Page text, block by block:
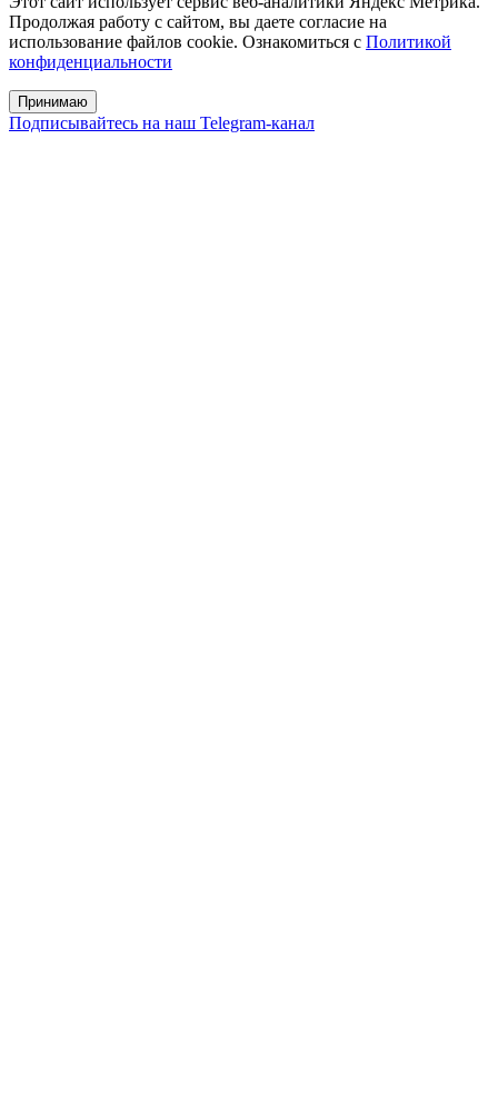
Продолжая работу с сайтом, вы даете согласие на
использование файлов cookie. Ознакомиться с Политикой
конфиденциальности
Принимаю
Подписывайтесь на наш Telegram-канал